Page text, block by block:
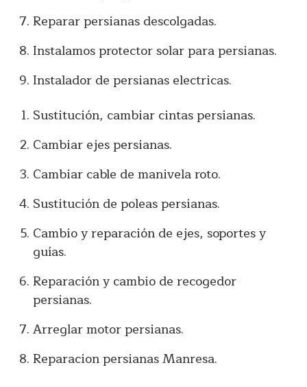
Reparar persianas descolgadas.
Instalamos protector solar para persianas.
Instalador de persianas electricas.
Sustitución, cambiar cintas persianas.
Cambiar ejes persianas.
Cambiar cable de manivela roto.
Sustitución de poleas persianas.
Cambio y reparación de ejes, soportes y
guías.
Reparación y cambio de recogedor
persianas.
Arreglar motor persianas.
Reparacion persianas Manresa.